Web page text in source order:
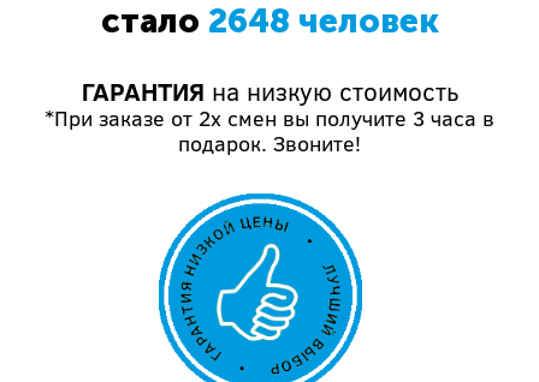
стало 2648 человек
ГАРАНТИЯ на низкую стоимость
*При заказе от 2х смен вы получите 3 часа в
подарок. Звоните!